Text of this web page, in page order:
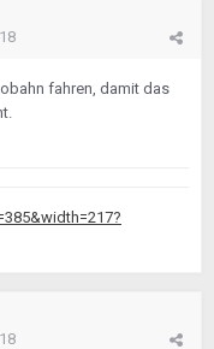
fahren, damit das